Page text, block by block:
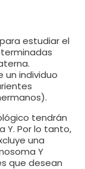
estudiar el
un individuo
tendrán
Y. Por lo tanto,
una
Y
que desean